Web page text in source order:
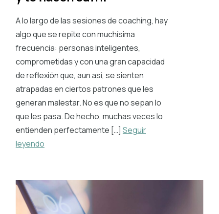
A lo largo de las sesiones de coaching, hay
algo que se repite con muchísima
frecuencia: personas inteligentes,
comprometidas y con una gran capacidad
de reflexión que, aun así, se sienten
atrapadas en ciertos patrones que les
generan malestar. No es que no sepan lo
que les pasa. De hecho, muchas veces lo
entienden perfectamente […] Seguir
leyendo